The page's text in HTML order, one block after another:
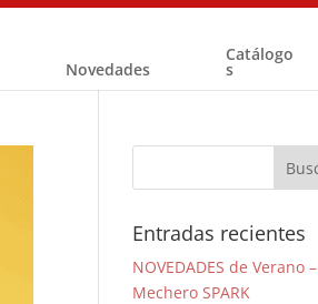
Novedades
Catálogo
s
Entradas recientes
NOVEDADES de Verano –
Mechero SPARK